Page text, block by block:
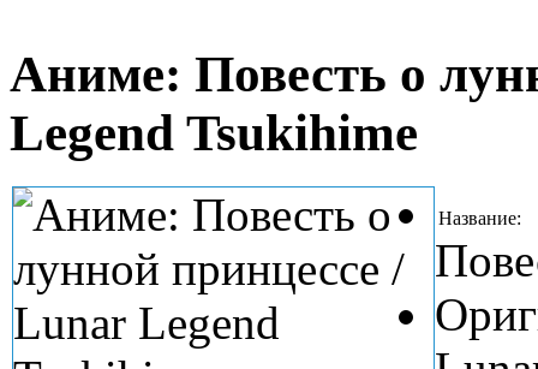
Аниме: Повесть о
Legend Tsukihime
Название: